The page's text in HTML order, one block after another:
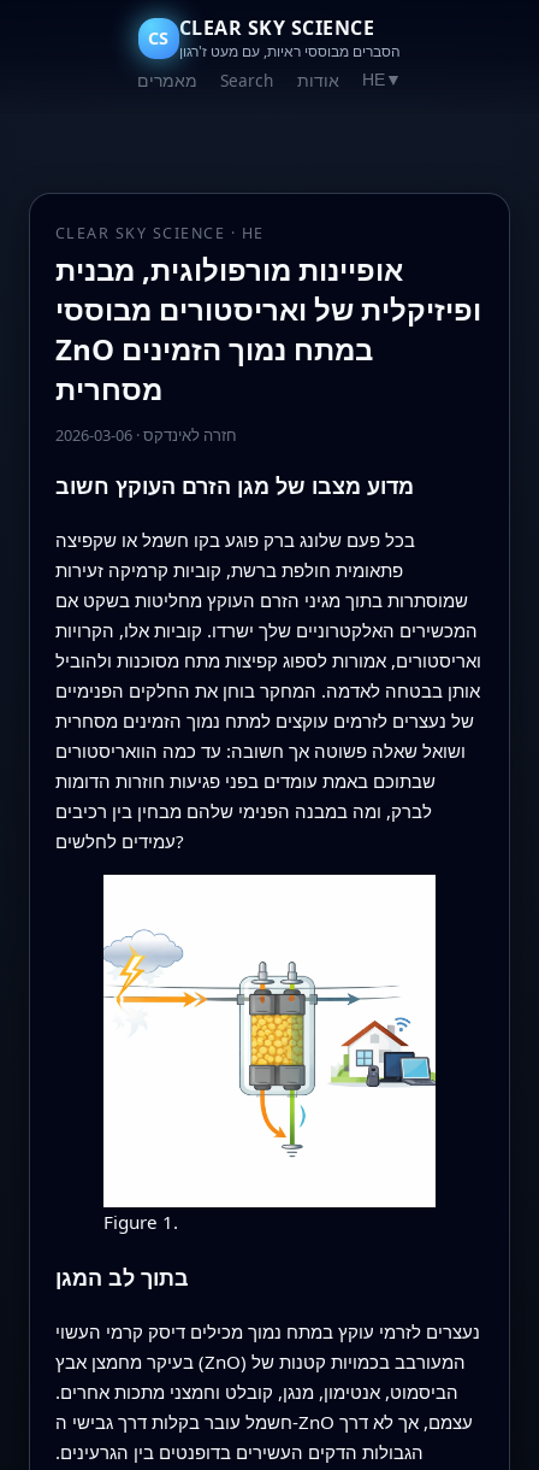
CS CLEAR SKY SCIENCE
הסברים מבוססי ראיות, עם מעט ז'רגון
מאמרים Search אודות HE▼
CLEAR SKY SCIENCE · HE
אופיינות מורפולוגית, מבנית
ופיזיקלית של ואריסטורים מבוססי
ZnO במתח נמוך הזמינים
מסחרית
2026-03-06·חזרה לאינדקס
מדוע מצבו של מגן הזרם העוקץ חשוב
בכל פעם שלונג ברק פוגע בקו חשמל או שקפיצה
פתאומית חולפת ברשת, קוביות קרמיקה זעירות
שמוסתרות בתוך מגיני הזרם העוקץ מחליטות בשקט אם
המכשירים האלקטרוניים שלך ישרדו. קוביות אלו, הקרויות
ואריסטורים, אמורות לספוג קפיצות מתח מסוכנות ולהוביל
אותן בבטחה לאדמה. המחקר בוחן את החלקים הפנימיים
של נעצרים לזרמים עוקצים למתח נמוך הזמינים מסחרית
ושואל שאלה פשוטה אך חשובה: עד כמה הוואריסטורים
שבתוכם באמת עומדים בפני פגיעות חוזרות הדומות
לברק, ומה במבנה הפנימי שלהם מבחין בין רכיבים
עמידים לחלשים?
Figure 1.
בתוך לב המגן
נעצרים לזרמי עוקץ במתח נמוך מכילים דיסק קרמי העשוי
בעיקר מחמצן אבץ (ZnO) המעורבב בכמויות קטנות של
הביסמוט, אנטימון, מנגן, קובלט וחמצני מתכות אחרים.
חשמל עובר בקלות דרך גבישי ה-ZnO עצמם, אך לא דרך
הגבולות הדקים העשירים בדופנטים בין הגרעינים.